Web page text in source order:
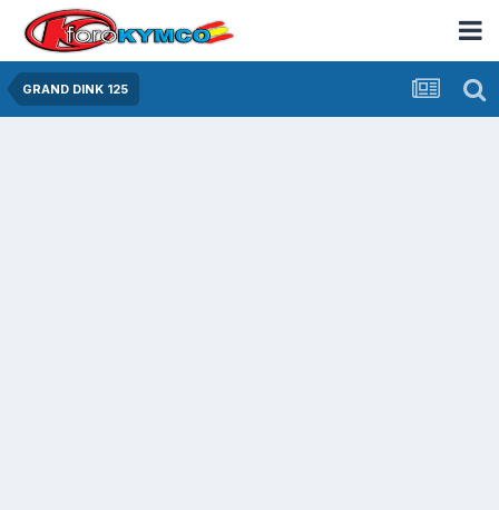
GRAND DINK 125